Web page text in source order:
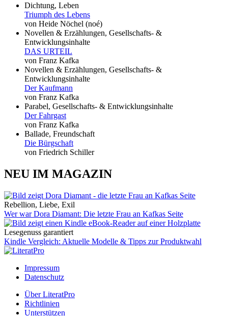
Dichtung, Leben
Triumph des Lebens
von Heide Nöchel (noé)
Novellen & Erzählungen, Gesellschafts- &
Entwicklungsinhalte
DAS URTEIL
von Franz Kafka
Novellen & Erzählungen, Gesellschafts- &
Entwicklungsinhalte
Der Kaufmann
von Franz Kafka
Parabel, Gesellschafts- & Entwicklungsinhalte
Der Fahrgast
von Franz Kafka
Ballade, Freundschaft
Die Bürgschaft
von Friedrich Schiller
NEU IM MAGAZIN
Rebellion, Liebe, Exil
Wer war Dora Diamant: Die letzte Frau an Kafkas Seite
Lesegenuss garantiert
Kindle Vergleich: Aktuelle Modelle & Tipps zur Produktwahl
Impressum
Datenschutz
Über LiteratPro
Richtlinien
Unterstützen